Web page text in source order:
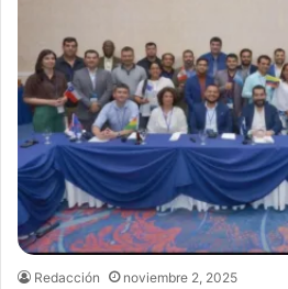
Redacción noviembre 2, 2025